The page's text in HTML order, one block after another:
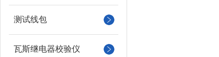
测试线包
瓦斯继电器校验仪